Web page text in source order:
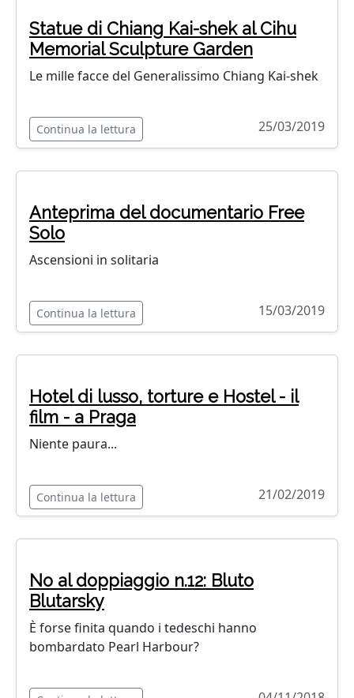
Statue di Chiang Kai-shek al Cihu
Memorial Sculpture Garden
Le mille facce del Generalissimo Chiang Kai-shek
Continua la lettura 25/03/2019
Anteprima del documentario Free
Solo
Ascensioni in solitaria
Continua la lettura 15/03/2019
Hotel di lusso, torture e Hostel - il
film - a Praga
Niente paura...
Continua la lettura 21/02/2019
No al doppiaggio n.12: Bluto
Blutarsky
È forse finita quando i tedeschi hanno
bombardato Pearl Harbour?